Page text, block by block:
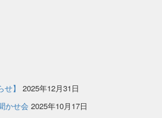
】
2025年12月31日
かせ会 2025年10月17日